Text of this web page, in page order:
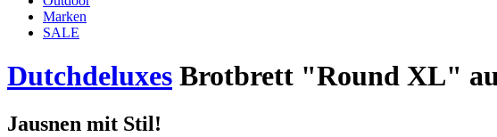
Marken
SALE
Dutchdeluxes Brotbrett "Round XL"
Jausnen mit Stil!